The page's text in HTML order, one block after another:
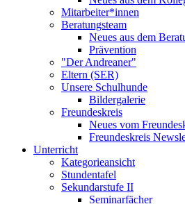
Mitarbeiter*innen
Beratungsteam
Neues aus dem
Prävention
"Der Andreaner"
Eltern (SER)
Unsere Schulhunde
Bildergalerie
Freundeskreis
Neues vom
Freundeskreis
Unterricht
Kategorieansicht
Stundentafel
Sekundarstufe II
Seminarfächer